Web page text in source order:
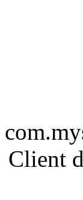
Client